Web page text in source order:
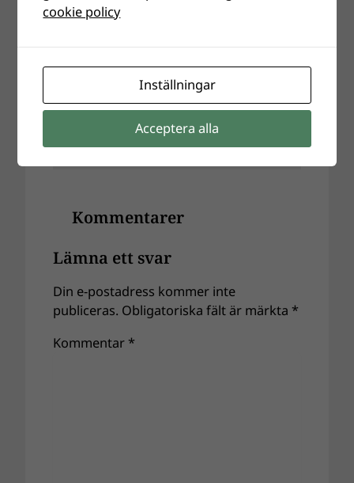
Kommentarer
Lämna ett svar
Din e-postadress kommer inte
publiceras. Obligatoriska fält är märkta *
Kommentar *
cookie policy
Inställningar
Acceptera alla